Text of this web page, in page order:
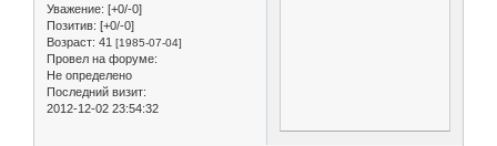
Уважение: [+0/-0]
Позитив: [+0/-0]
Возраст: 41 [1985-07-04]
Провел на форуме:
Не определено
Последний визит:
2012-12-02 23:54:32